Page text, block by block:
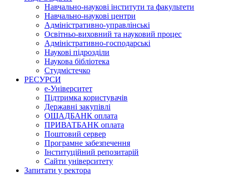
Навчально-наукові інститути та факультети
Навчально-наукові центри
Адміністративно-управлінські
Освітньо-виховний та науковий процес
Адміністративно-господарські
Наукові підрозділи
Наукова бібліотека
Студмістечко
РЕСУРСИ
е-Університет
Підтримка користувачів
Державні закупівлі
ОЩАДБАНК оплата
ПРИВАТБАНК оплата
Поштовий сервер
Програмне забезпечення
Інституційний репозитарій
Сайти університету
Запитати у ректора